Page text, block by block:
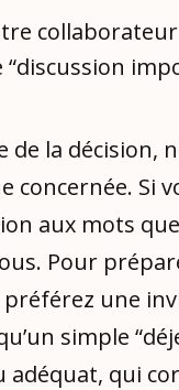
collaborateur
la décision,
concernée. Si
aux mots
Pour
préférez une
simple
adéquat, qui